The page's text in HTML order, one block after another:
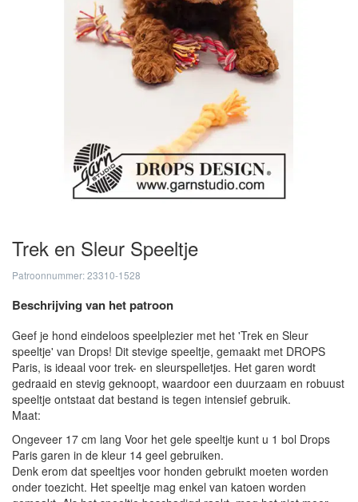
Trek en Sleur Speeltje
Patroonnummer: 23310-1528
Beschrijving van het patroon
Geef je hond eindeloos speelplezier met het 'Trek en Sleur
speeltje' van Drops! Dit stevige speeltje, gemaakt met DROPS
Paris, is ideaal voor trek- en sleurspelletjes. Het garen wordt
gedraaid en stevig geknoopt, waardoor een duurzaam en robuust
speeltje ontstaat dat bestand is tegen intensief gebruik.
Maat:
Ongeveer 17 cm lang Voor het gele speeltje kunt u 1 bol Drops
Paris garen in de kleur 14 geel gebruiken.
Denk erom dat speeltjes voor honden gebruikt moeten worden
onder toezicht. Het speeltje mag enkel van katoen worden